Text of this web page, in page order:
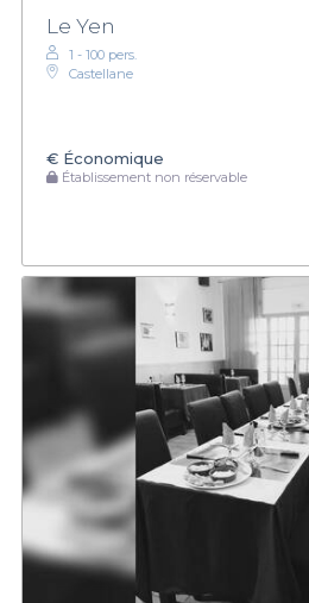
Le Yen
1 - 100 pers.
Castellane
€ Économique
Établissement non réservable